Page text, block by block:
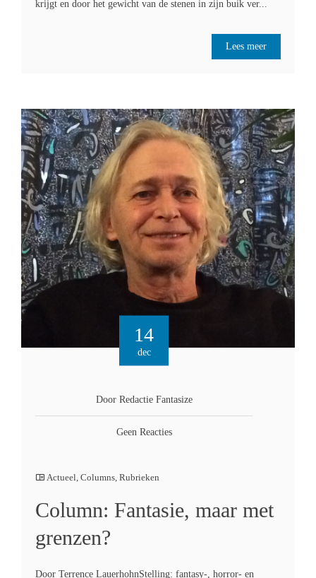
krijgt en door het gewicht van de stenen in zijn buik ver...
Lees meer
14
dec
Door Redactie Fantasize
Geen Reacties
Actueel, Columns, Rubrieken
Column: Fantasie, maar met
grenzen?
Door Terrence LauerhohnStelling: fantasy-, horror- en